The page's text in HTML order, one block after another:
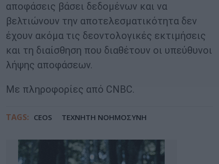
αποφάσεις βάσει δεδομένων και να
βελτιώνουν την αποτελεσματικότητα δεν
έχουν ακόμα τις δεοντολογικές εκτιμήσεις
και τη διαίσθηση που διαθέτουν οι υπεύθυνοι
λήψης αποφάσεων.
Με πληροφορίες από CNBC.
TAGS: CEOS ΤΕΧΝΗΤΗ ΝΟΗΜΟΣΥΝΗ